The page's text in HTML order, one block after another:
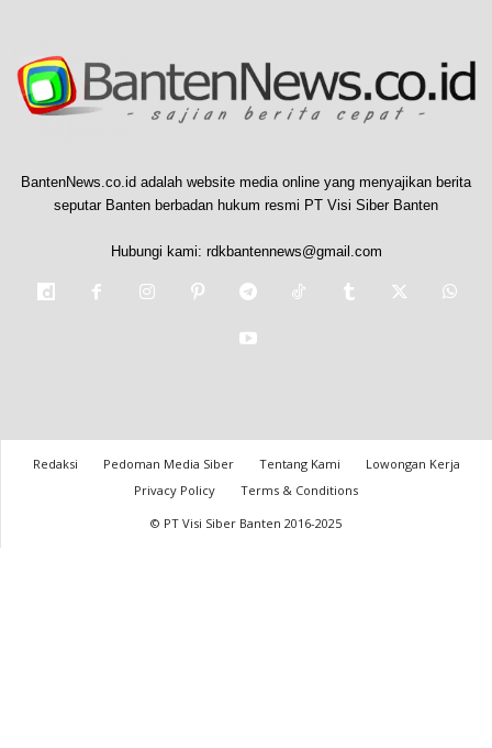
BantenNews.co.id adalah website media online yang menyajikan berita
seputar Banten berbadan hukum resmi PT Visi Siber Banten
Hubungi kami: rdkbantennews@gmail.com
Redaksi Pedoman Media Siber Tentang Kami
Lowongan Kerja
Privacy Policy
Terms & Conditions
© PT Visi Siber Banten 2016-2025